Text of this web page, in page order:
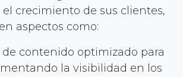
crecimiento de sus clientes,
aspectos como:
de contenido optimizado para
la visibilidad en los